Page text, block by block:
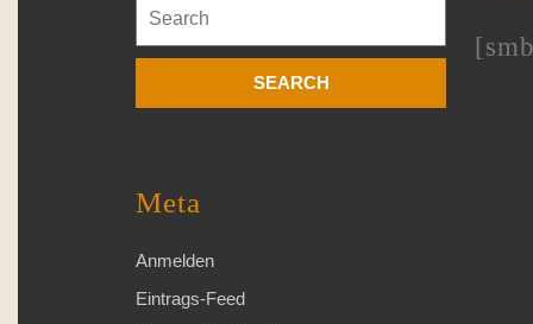
for:
Meta
Anmelden
Eintrags-Feed